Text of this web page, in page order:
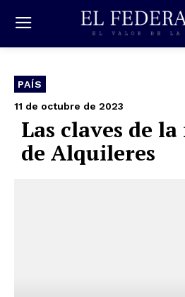
PAÍS
11 de octubre de 2023
Las claves de
de Alquileres